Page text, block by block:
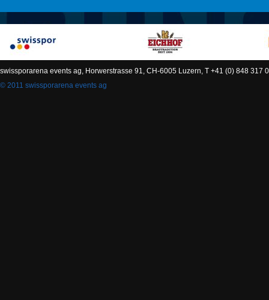
swissporarena events ag, Horwerstrasse 91, CH-6005 Luzern, T +41 (0) 848 317
© 2011 swissporarena events ag